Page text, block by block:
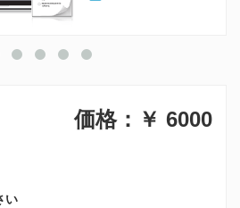
価格：￥ 6000
い